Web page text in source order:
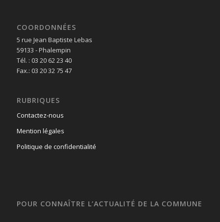
COORDONNÉES
5 rue Jean Baptiste Lebas
59133 - Phalempin
Tél. : 03 20 62 23 40
Fax.: 03 20 32 75 47
RUBRIQUES
Contactez-nous
Mention légales
Politique de confidentialité
POUR CONNAÎTRE L’ACTUALITÉ DE LA COMMUNE